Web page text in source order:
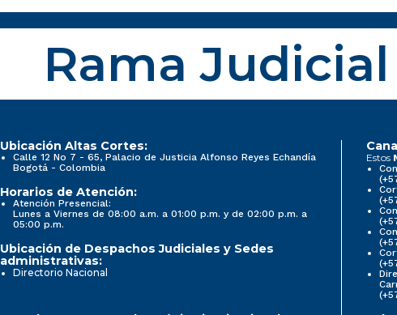
Rama Judicial
Ubicación Altas Cortes:
Calle 12 No 7 - 65, Palacio de Justicia Alfonso Reyes Echandía
Bogotá - Colombia
Horarios de Atención:
Atención Presencial:
Lunes a Viernes de 08:00 a.m. a 01:00 p.m. y de 02:00 p.m. a
05:00 p.m.
Ubicación de Despachos Judiciales y Sedes
administrativas:
Directorio Nacional
Estos